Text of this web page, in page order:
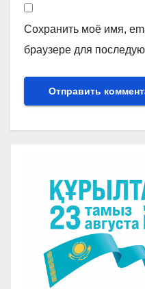
Сохранить моё имя,
браузере для